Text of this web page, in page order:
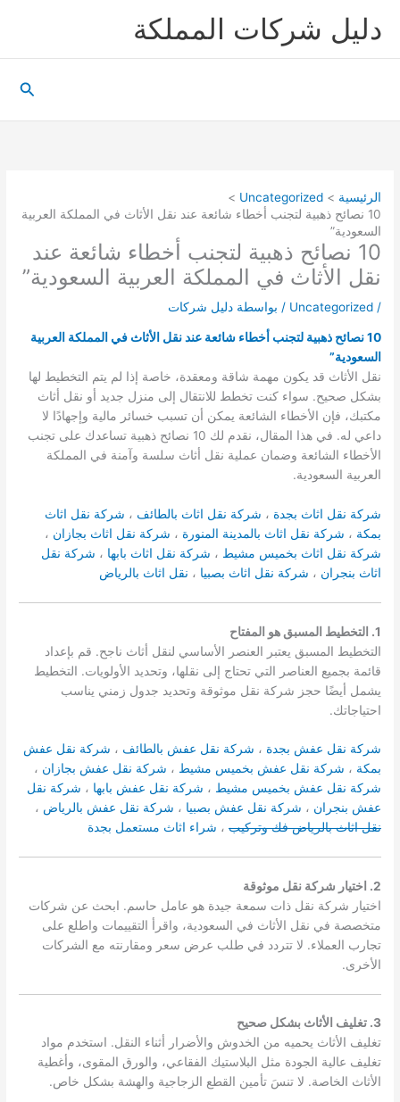
دليل شركات المملكة
الرئيسية
Uncategorized
10 نصائح ذهبية لتجنب أخطاء شائعة عند نقل الأثاث في المملكة العربية
السعودية”
10 نصائح ذهبية لتجنب أخطاء شائعة عند
نقل الأثاث في المملكة العربية السعودية”
/
Uncategorized / بواسطة دليل شركات
10 نصائح ذهبية لتجنب أخطاء شائعة عند نقل الأثاث في المملكة العربية
السعودية”
نقل الأثاث قد يكون مهمة شاقة ومعقدة، خاصة إذا لم يتم التخطيط لها
بشكل صحيح. سواء كنت تخطط للانتقال إلى منزل جديد أو نقل أثاث
مكتبك، فإن الأخطاء الشائعة يمكن أن تسبب خسائر مالية وإجهادًا لا
داعي له. في هذا المقال، نقدم لك 10 نصائح ذهبية تساعدك على تجنب
الأخطاء الشائعة وضمان عملية نقل أثاث سلسة وآمنة في المملكة
العربية السعودية.
شركة نقل اثاث بجدة ، شركة نقل اثاث بالطائف ، شركة نقل اثاث
بمكة ، شركة نقل اثاث بالمدينة المنورة ، شركة نقل اثاث بجازان ،
شركة نقل اثاث بخميس مشيط ، شركة نقل اثاث بابها ، شركة نقل
اثاث بنجران ، شركة نقل اثاث بصبيا ، نقل اثاث بالرياض
1. التخطيط المسبق هو المفتاح
التخطيط المسبق يعتبر العنصر الأساسي لنقل أثاث ناجح. قم بإعداد
قائمة بجميع العناصر التي تحتاج إلى نقلها، وتحديد الأولويات. التخطيط
يشمل أيضًا حجز شركة نقل موثوقة وتحديد جدول زمني يناسب
احتياجاتك.
شركة نقل عفش بجدة ، شركة نقل عفش بالطائف ، شركة نقل عفش
بمكة ، شركة نقل عفش بخميس مشيط ، شركة نقل عفش بجازان ،
شركة نقل عفش بخميس مشيط ، شركة نقل عفش بابها ، شركة نقل
عفش بنجران ، شركة نقل عفش بصبيا ، شركة نقل عفش بالرياض ،
نقل اثاث بالرياض فك وتركيب ، شراء اثاث مستعمل بجدة
2. اختيار شركة نقل موثوقة
اختيار شركة نقل ذات سمعة جيدة هو عامل حاسم. ابحث عن شركات
متخصصة في نقل الأثاث في السعودية، واقرأ التقييمات واطلع على
تجارب العملاء. لا تتردد في طلب عرض سعر ومقارنته مع الشركات
الأخرى.
3. تغليف الأثاث بشكل صحيح
تغليف الأثاث يحميه من الخدوش والأضرار أثناء النقل. استخدم مواد
تغليف عالية الجودة مثل البلاستيك الفقاعي، والورق المقوى، وأغطية
الأثاث الخاصة. لا تنسَ تأمين القطع الزجاجية والهشة بشكل خاص.